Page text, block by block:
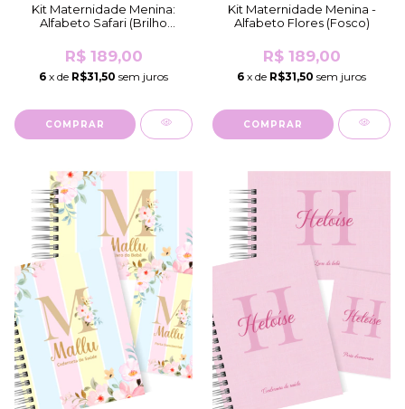
Kit Maternidade Menina:
Alfabeto Safari (Brilho
R$ 189,00
6 x de R$31,50 sem juros
COMPRAR
Kit Maternidade Menina -
Alfabeto Flores (Fosco)
R$ 189,00
6 x de R$31,50 sem juros
COMPRAR